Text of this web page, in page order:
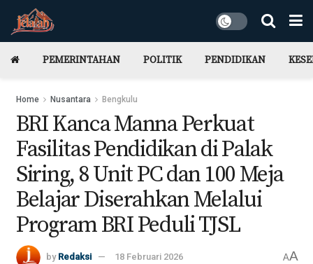
PEMERINTAHAN POLITIK PENDIDIKAN
Home Nusantara Bengkulu
BRI Kanca Manna Perkuat
Fasilitas Pendidikan di Palak
Siring, 8 Unit PC dan 100 Meja
Belajar Diserahkan Melalui
Program BRI Peduli TJSL
by Redaksi 18 Februari 2026 AA